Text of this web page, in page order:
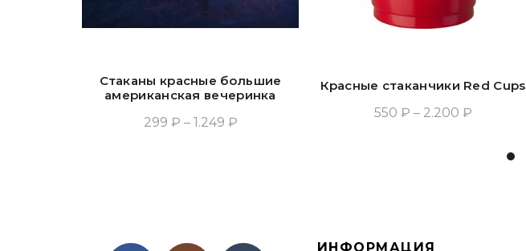
Стаканы красные большие
американская вечеринка
299 ₽ – 1.249 ₽
Красные стаканчики Red Cups
550 ₽ – 2.200 ₽
ИНФОРМАЦИЯ